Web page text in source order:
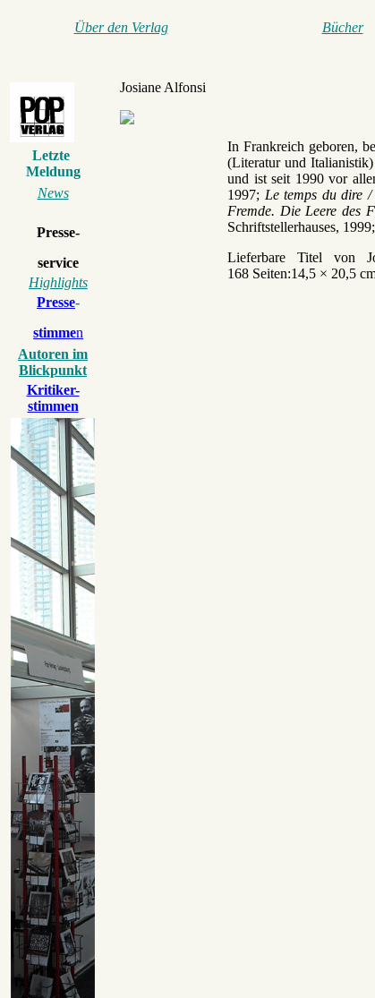
Über den Verlag Bücher
Letzte
Meldung
News
Presse-
service
Highlights
Presse-
stimmen
Autoren im
Blickpunkt
Kritiker-
stimmen
Josiane Alfonsi
In Frankreich geboren,
(Literatur und
und ist seit 1990 vor
1997; Le temps du dire /
Fremde. Die Leere des
Schriftstellerhauses,
Lieferbare Titel von
168 Seiten:14,5 × 20,5